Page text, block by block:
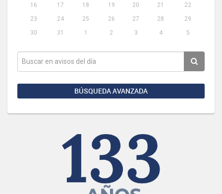
16
17 18 19 20 21
22
23
24 25 26 27 28
29
30
31 1 2 3 4 5
BÚSQUEDA AVANZADA